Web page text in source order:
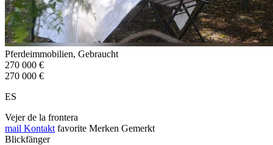
Pferdeimmobilien, Gebraucht
270 000 €
270 000 €
ES
Vejer de la frontera
mail Kontakt favorite Merken Gemerkt
Blickfänger